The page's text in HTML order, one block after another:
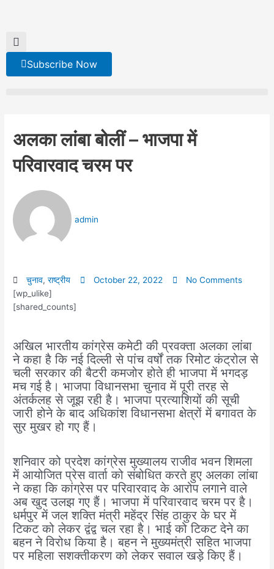
Subscribe Now
अलका लांबा बोलीं – भाजपा में
परिवारवाद चरम पर
admin
चुनाव,राष्‍ट्रीय October 22, 2022
No Comments
[wp_ulike]
[shared_counts]
अखिल भारतीय कांग्रेस कमेटी की प्रवक्ता अलका लांबा
ने कहा है कि नई दिल्ली से पांच वर्षों तक रिमोट कंट्रोल से
चली सरकार की बैटरी कमजोर होते ही भाजपा में भगदड़
मच गई है। भाजपा विधानसभा चुनाव में पूरी तरह से
अंतर्कलह से जूझ रही है। भाजपा प्रत्याशियों की सूची
जारी होने के बाद अधिकांश विधानसभा क्षेत्रों में बगावत के
सुर मुखर हो गए हैं।
शनिवार को प्रदेश कांग्रेस मुख्यालय राजीव भवन शिमला
में आयोजित प्रेस वार्ता को संबोधित करते हुए अलका लांबा
ने कहा कि कांग्रेस पर परिवारवाद के आरोप लगाने वाले
अब खुद उलझ गए हैं। भाजपा में परिवारवाद चरम पर है।
धर्मपुर में जल शक्ति मंत्री महेंद्र सिंह ठाकुर के घर में
टिकट को लेकर द्वंद्व चल रहा है। भाई को टिकट देने का
बहन ने विरोध किया है। बहन ने मुख्यमंत्री सहित भाजपा
पर महिला सशक्तीकरण को लेकर सवाल खड़े किए हैं।